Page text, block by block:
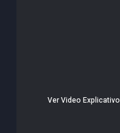
Ver Video Explicativo